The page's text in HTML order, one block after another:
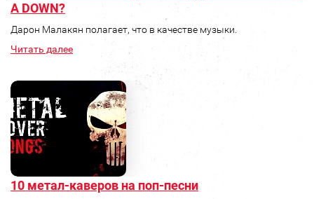
A DOWN?
Дарон Малакян полагает, что в качестве музыки.
Читать далее
10 метал-каверов на поп-песни